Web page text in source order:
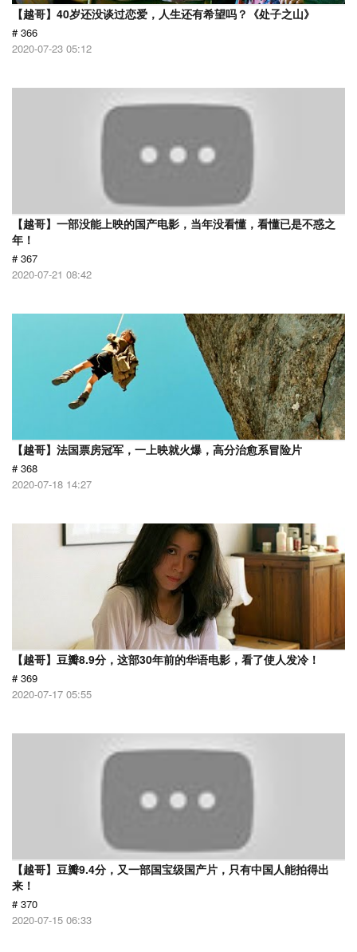
【越哥】40岁还没谈过恋爱，人生还有希望吗？《处子之山》
# 366
2020-07-23 05:12
【越哥】一部没能上映的国产电影，当年没看懂，看懂已是不惑之
年！
# 367
2020-07-21 08:42
【越哥】法国票房冠军，一上映就火爆，高分治愈系冒险片
# 368
2020-07-18 14:27
【越哥】豆瓣8.9分，这部30年前的华语电影，看了使人发冷！
# 369
2020-07-17 05:55
【越哥】豆瓣9.4分，又一部国宝级国产片，只有中国人能拍得出
来！
# 370
2020-07-15 06:33